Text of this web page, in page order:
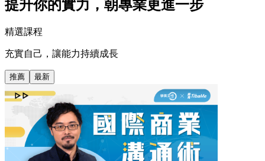
提升你的實力，朝專業更進一步
精選課程
充實自己，讓能力持續成長
推薦 最新